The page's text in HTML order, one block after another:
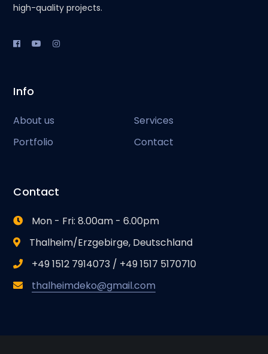
high-quality projects.
Info
About us
Services
Portfolio
Contact
Contact
Mon - Fri: 8.00am - 6.00pm
Thalheim/Erzgebirge, Deutschland
+49 1512 7914073 / +49 1517 5170710
thalheimdeko@gmail.com